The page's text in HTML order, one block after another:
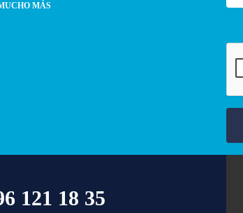
MÁS
121 18 35